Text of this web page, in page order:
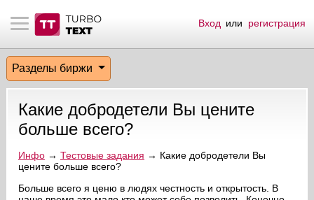
материалы
биржи
пользователи
эфир
на сайте
сообщения
по форуму
Вход или регистрация
Разделы биржи
Какие добродетели Вы цените
больше всего?
Инфо→ Тестовые задания → Какие добродетели Вы
цените больше всего?
Больше всего я ценю в людях честность и открытость. В